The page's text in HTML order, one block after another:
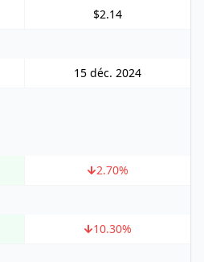
$2.14
15 déc. 2024
2.70%
10.30%